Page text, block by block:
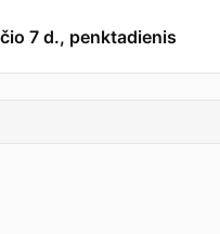
7 d., penktadienis